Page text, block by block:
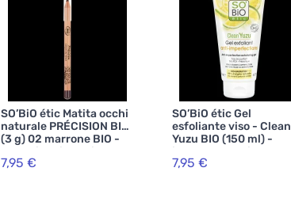
SO’BiO étic Matita occhi
naturale PRÉCISION BIO
(3 g) 02 marrone BIO -
esalta i tuoi occhi
7,95 €
SO’BiO étic Gel
esfoliante viso - Clean
Yuzu BIO (150 ml) -
ideale per pelli grasse
7,95 €